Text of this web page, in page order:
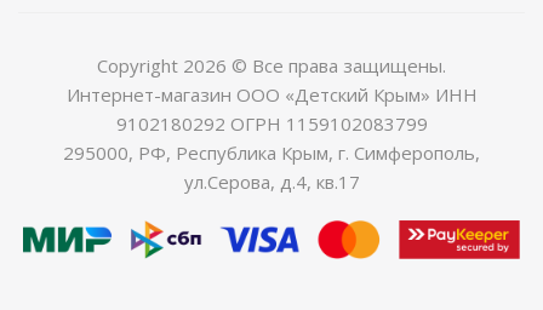
Copyright 2026 © Все права защищены.
Интернет-магазин ООО «Детский Крым» ИНН
9102180292 ОГРН 1159102083799
295000, РФ, Республика Крым, г. Симферополь,
ул.Серова, д.4, кв.17